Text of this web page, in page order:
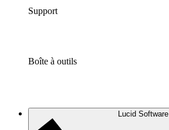
Support
Boîte à outils
Lucid Software